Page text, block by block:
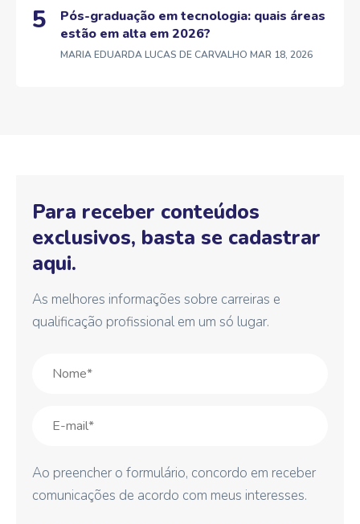
Pós-graduação em tecnologia: quais áreas
estão em alta em 2026?
MARIA EDUARDA LUCAS DE CARVALHO MAR 18, 2026
Para receber conteúdos
exclusivos, basta se cadastrar
aqui.
As melhores informações sobre carreiras e
qualificação profissional em um só lugar.
Ao preencher o formulário, concordo em receber
comunicações de acordo com meus interesses.